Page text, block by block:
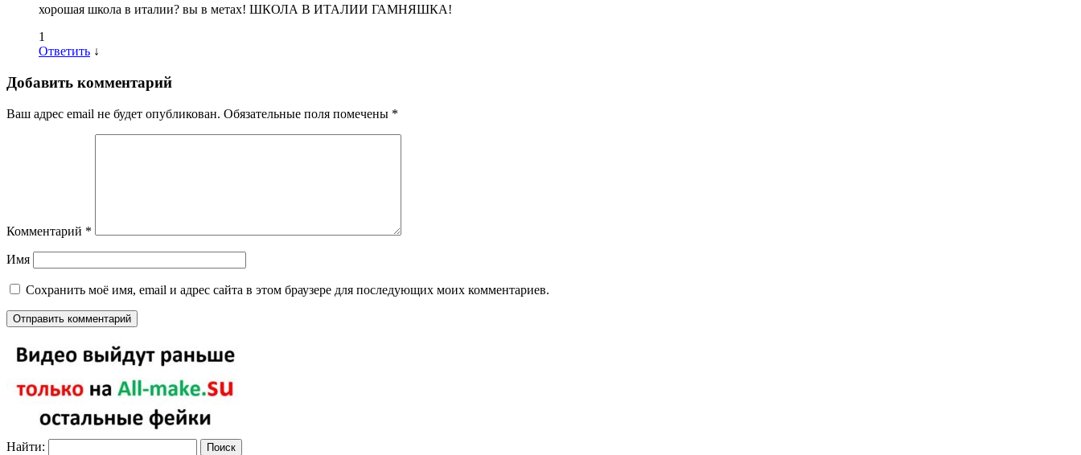
хорошая школа в италии? вы в метах! ШКОЛА В ИТАЛИИ ГАМНЯШКА!
1
Ответить ↓
Добавить комментарий
Ваш адрес email не будет опубликован. Обязательные поля помечены *
Комментарий *
Имя
Сохранить моё имя, email и адрес сайта в этом браузере для последующих моих комментариев.
Найти: